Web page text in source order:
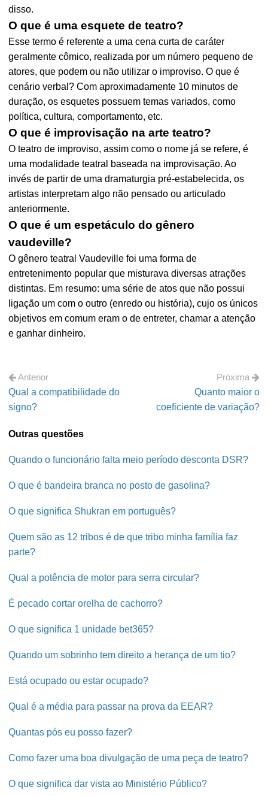
disso.
O que é uma esquete de teatro?
Esse termo é referente a uma cena curta de caráter
geralmente cômico, realizada por um número pequeno de
atores, que podem ou não utilizar o improviso. O que é
cenário verbal? Com aproximadamente 10 minutos de
duração, os esquetes possuem temas variados, como
política, cultura, comportamento, etc.
O que é improvisação na arte teatro?
O teatro de improviso, assim como o nome já se refere, é
uma modalidade teatral baseada na improvisação. Ao
invés de partir de uma dramaturgia pré-estabelecida, os
artistas interpretam algo não pensado ou articulado
anteriormente.
O que é um espetáculo do gênero
vaudeville?
O gênero teatral Vaudeville foi uma forma de
entretenimento popular que misturava diversas atrações
distintas. Em resumo: uma série de atos que não possui
ligação um com o outro (enredo ou história), cujo os únicos
objetivos em comum eram o de entreter, chamar a atenção
e ganhar dinheiro.
Anterior
Qual a compatibilidade do
signo?
Próxima
Quanto maior o
coeficiente de variação?
Outras questões
Quando o funcionário falta meio período desconta DSR?
O que é bandeira branca no posto de gasolina?
O que significa Shukran em português?
Quem são as 12 tribos é de que tribo minha família faz
parte?
Qual a potência de motor para serra circular?
É pecado cortar orelha de cachorro?
O que significa 1 unidade bet365?
Quando um sobrinho tem direito a herança de um tio?
Está ocupado ou estar ocupado?
Qual é a média para passar na prova da EEAR?
Quantas pós eu posso fazer?
Como fazer uma boa divulgação de uma peça de teatro?
O que significa dar vista ao Ministério Público?